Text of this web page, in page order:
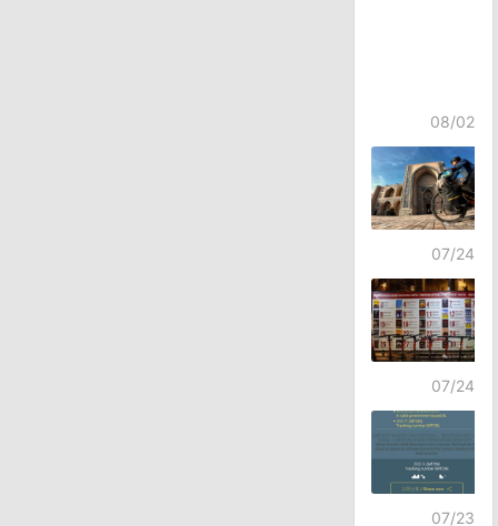
08/02
07/24
07/24
07/23